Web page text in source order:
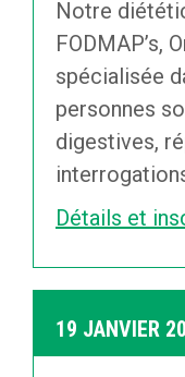
Notre
FODMAP’s,
spécialisée
personnes
digestives,
Détails et
19 JANVIER